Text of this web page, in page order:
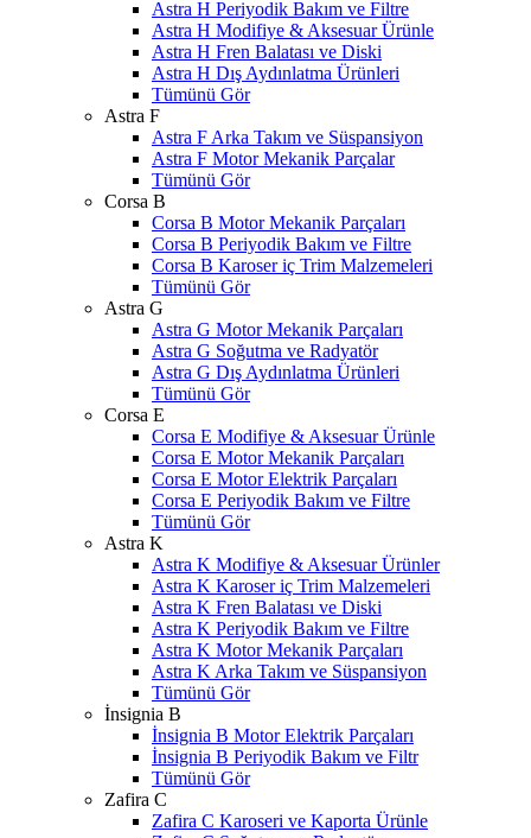
Astra H Periyodik Bakım ve Filtre
Astra H Modifiye & Aksesuar Ürünle
Astra H Fren Balatası ve Diski
Astra H Dış Aydınlatma Ürünleri
Tümünü Gör
Astra F
Astra F Arka Takım ve Süspansiyon
Astra F Motor Mekanik Parçalar
Tümünü Gör
Corsa B
Corsa B Motor Mekanik Parçaları
Corsa B Periyodik Bakım ve Filtre
Corsa B Karoser iç Trim Malzemeleri
Tümünü Gör
Astra G
Astra G Motor Mekanik Parçaları
Astra G Soğutma ve Radyatör
Astra G Dış Aydınlatma Ürünleri
Tümünü Gör
Corsa E
Corsa E Modifiye & Aksesuar Ürünle
Corsa E Motor Mekanik Parçaları
Corsa E Motor Elektrik Parçaları
Corsa E Periyodik Bakım ve Filtre
Tümünü Gör
Astra K
Astra K Modifiye & Aksesuar Ürünler
Astra K Karoser iç Trim Malzemeleri
Astra K Fren Balatası ve Diski
Astra K Periyodik Bakım ve Filtre
Astra K Motor Mekanik Parçaları
Astra K Arka Takım ve Süspansiyon
Tümünü Gör
İnsignia B
İnsignia B Motor Elektrik Parçaları
İnsignia B Periyodik Bakım ve Filtr
Tümünü Gör
Zafira C
Zafira C Karoseri ve Kaporta Ürünle